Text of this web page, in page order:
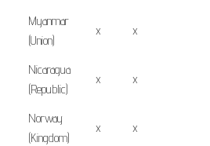
Myanmar
(Union)
x x
Nicaragua
(Republic)
x x
Norway
(Kingdom)
x x